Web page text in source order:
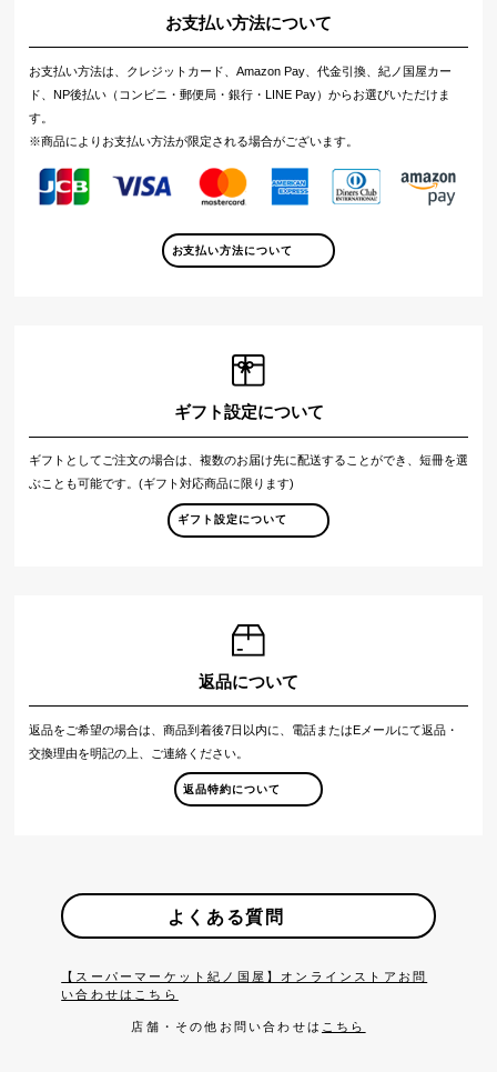
お支払い方法について
お支払い方法は、クレジットカード、Amazon Pay、代金引換、紀ノ国屋カー
ド、NP後払い（コンビニ・郵便局・銀行・LINE Pay）からお選びいただけま
す。
※商品によりお支払い方法が限定される場合がございます。
お支払い方法について
ギフト設定について
ギフトとしてご注文の場合は、複数のお届け先に配送することができ、短冊を選
ぶことも可能です。(ギフト対応商品に限ります)
ギフト設定について
返品について
返品をご希望の場合は、商品到着後7日以内に、電話またはEメールにて返品・
交換理由を明記の上、ご連絡ください。
返品特約について
よくある質問
【スーパーマーケット紀ノ国屋】オンラインストアお問
い合わせはこちら
店舗・その他お問い合わせは こちら